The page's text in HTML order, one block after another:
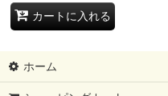
カートに入れる
ホーム